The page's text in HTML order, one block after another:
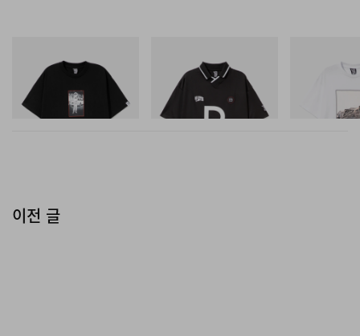
BILLIONAIRE BOYS CLUB X
INITIAL D COTTON T-SHIRT
쇼핑하기
Billionaire Boys Club X Initial
D Game Shirt
쇼핑하기
Billionaire
D Cotton T-